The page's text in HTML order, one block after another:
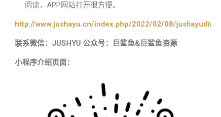
阅读，APP网站打开很方便。
http://www.jushayu.cn/index.php/2022/02/08/
联系微信：JUSHYU 公众号：巨鲨鱼&巨鲨鱼资源
小程序介绍页面：